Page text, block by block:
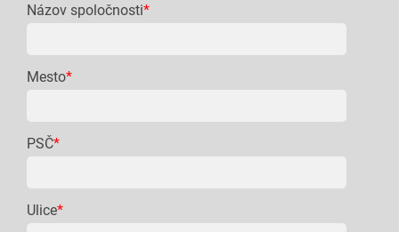
Názov spoločnosti*
Mesto*
PSČ*
Ulice*